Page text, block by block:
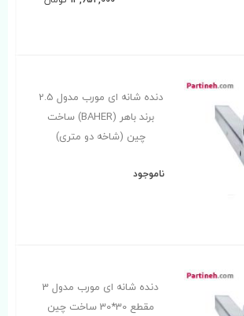
دنده شانه ای مورب مدول 2.5
برند باهر (BAHER) ساخت
چین (شاخه دو متری)
ناموجود
دنده شانه ای مورب مدول 3
مقطع 30*30 ساخت چین